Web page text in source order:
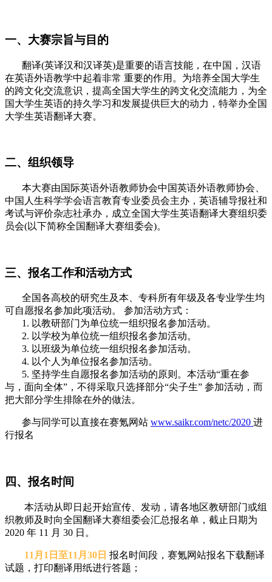
一、大赛宗旨与目的
翻译(英译汉和汉译英)是重要的语言技能，在中国，汉语
在英语外语教学中起着非常 重要的作用。为培养全国大学生
的跨文化交流意识，提高全国大学生的跨文化交流能力，为全
国大学生英语的持久学习和发展提供巨大的动力，特举办全国
大学生英语翻译大赛。
二、组织领导
本大赛由国际英语外语教师协会中国英语外语教师协会、
中国人生科学学会语言教育专业委员会主办，英语辅导报社和
考试与评价杂志社承办，成立全国大学生英语翻译大赛组织委
员会(以下简称全国翻译大赛组委会)。
三、报名工作和活动方式
全国各高校的研究生及本、专科所有年级及各专业学生均
可自愿报名参加此项活动。 参加活动方式：
1. 以教研部门为单位统一组织报名参加活动。
2. 以学校为单位统一组织报名参加活动。
3. 以班级为单位统一组织报名参加活动。
4. 以个人为单位报名参加活动。
5. 坚持学生自愿报名参加活动的原则。本活动“重在参
与，面向全体”，不得采取只选择部分“尖子生” 参加活动，而
把大部分学生排除在外的做法。
参与同学可以直接在赛氪网站 www.saikr.com/netc/2020 进
行报名
四、报名时间
本活动从即日起开始宣传、发动，请各地区教研部门或组
织教师及时向全国翻译大赛组委会汇总报名单，截止日期为
2020 年 11 月 30 日。
11月1日至11月30日 报名时间段，赛氪网站报名下载翻译
试题，打印翻译用纸进行答题；